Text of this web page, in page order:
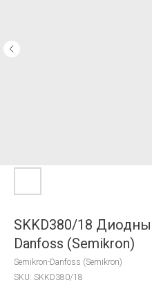
SKKD380/18
Danfoss (Semikron)
Semikron-Danfoss (Semikron)
SKU: SKKD380/18